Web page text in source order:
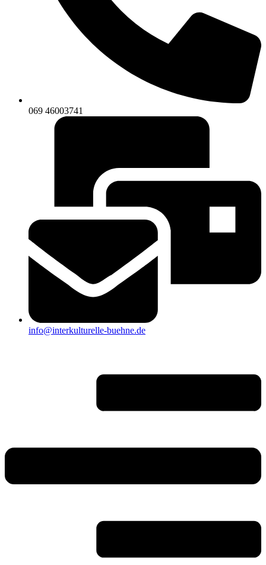
069 46003741
info@interkulturelle-buehne.de